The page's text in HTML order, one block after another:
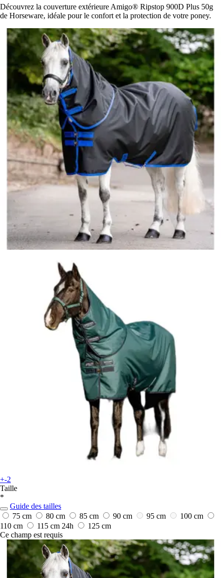
Découvrez la couverture extérieure Amigo® Ripstop 900D Plus 50g
de Horseware, idéale pour le confort et la protection de votre poney.
+-2
Taille
*
Guide des tailles
75 cm
80 cm 85 cm 90 cm 95 cm
100 cm
110 cm
115 cm 24h
125 cm
Ce champ est requis